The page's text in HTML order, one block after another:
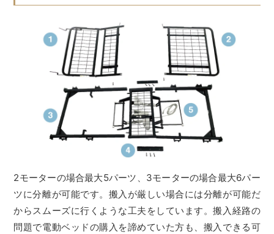
2モーターの場合最大5パーツ、3モーターの場合最大6パー
ツに分離が可能です。搬入が厳しい場合には分離が可能だ
からスムーズに行くような工夫をしています。搬入経路の
問題で電動ベッドの購入を諦めていた方も、搬入できる可